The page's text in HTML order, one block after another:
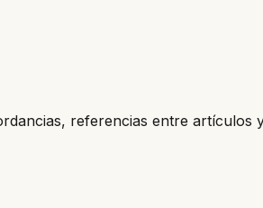
referencias entre artículos